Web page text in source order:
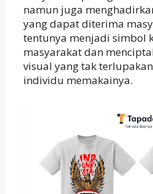
namun juga
yang dapat diterima
tentunya menjadi simbol
masyarakat dan
visual yang tak
individu memakainya.